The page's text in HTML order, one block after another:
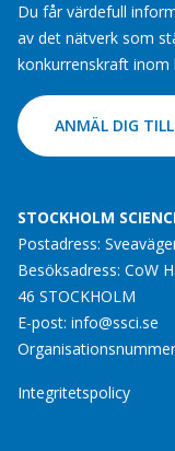
Du får värdefull
av det nätverk som
konkurrenskraft inom
ANMÄL DIG
STOCKHOLM
Postadress:
Besöksadress: CoW
46 STOCKHOLM
E-post: info@ssci.se
Integritetspolicy